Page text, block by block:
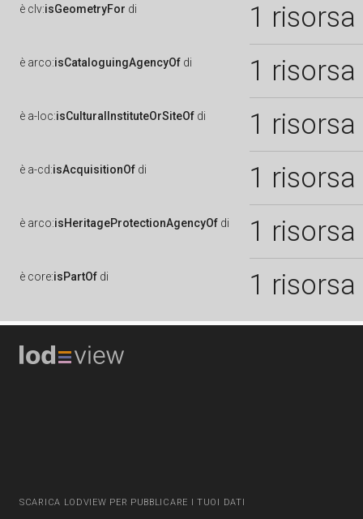
è clv:isGeometryFor di 1 risorsa
è arco:isCataloguingAgencyOf di 1 risorsa
è a-loc:isCulturalInstituteOrSiteOf di 1 risorsa
è a-cd:isAcquisitionOf di 1 risorsa
è arco:isHeritageProtectionAgencyOf di 1 risorsa
è core:isPartOf di 1 risorsa
SCARICA LODVIEW PER PUBBLICARE I TUOI DATI